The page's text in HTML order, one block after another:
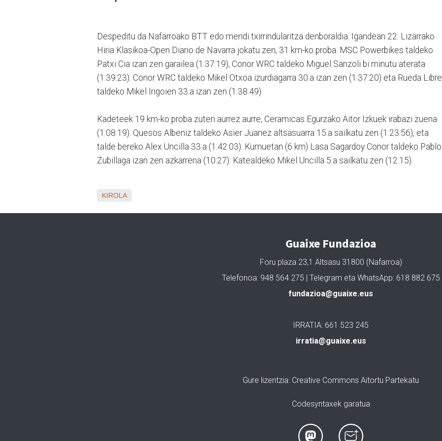
Despeditu da Nafarroako BTT edo mendi txirrindularitza denboraldia. Igandean 22. Lizarrako
Hiria Klasikoa-Open Diario de Navarra jokatu zen, 31 km-ko proba. MSC Powerbikes taldeko
Patxi Cia izan zen garailea (1:37:19), Conor WRC taldeko Miguel Sanzoli bi minutu aterata
(1:39:23). Conor WRC taldeko Mikel Otxoa izurdiagarra 30.a izan zen (1:37:20) eta Rueda Libre
taldeko Mikel Irigoien 33.a izan zen (1:38:49).
Kadeteek 19 km-ko proba zuten aurrez aurre, Ceramicas Egurzako Aitor Izkuek irabazi zuena
(1:08:19). Quesos Albeniz taldeko Asier Juanez altsasuarra 15.a sailkatu zen (1:23:56), eta
talde bereko Alex Uncilla 33.a (1:42:03). Kumuetan (6 km) Lasa Sagardoy Conor taldeko Pablo
Zubillaga izan zen azkarrena (10:27). Katealdeko Mikel Uncilla 5.a sailkatu zen (12:15).
KIROLA
Guaixe Fundazioa
Foru plaza 23,1 Altsasu 31800 (Nafarroa)
Telefonoa: 948 564 275 | Telegram eta WhatsApp: 618 882 675
fundazioa@guaixe.eus
IRRATIA: 661 523 245
irratia@guaixe.eus
Gure lizentzia: Creative Commons Aitortu Partekatu
Codesyntaxek garatua